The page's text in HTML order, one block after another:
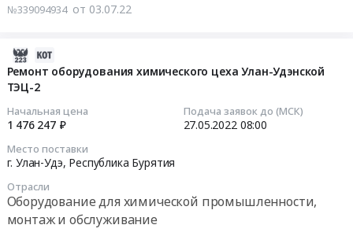
;Приморский
№339094934 от 03.07.22
Ремонт оборудования химического цеха Улан-Удэнской
ТЭЦ-2
Начальная цена
1 476 247 ₽
Подача заявок до (МСК)
27.05.2022 08:00
Место поставки
г. Улан-Удэ, Республика Бурятия
Отрасли
Оборудование для химической промышленности,
монтаж и обслуживание